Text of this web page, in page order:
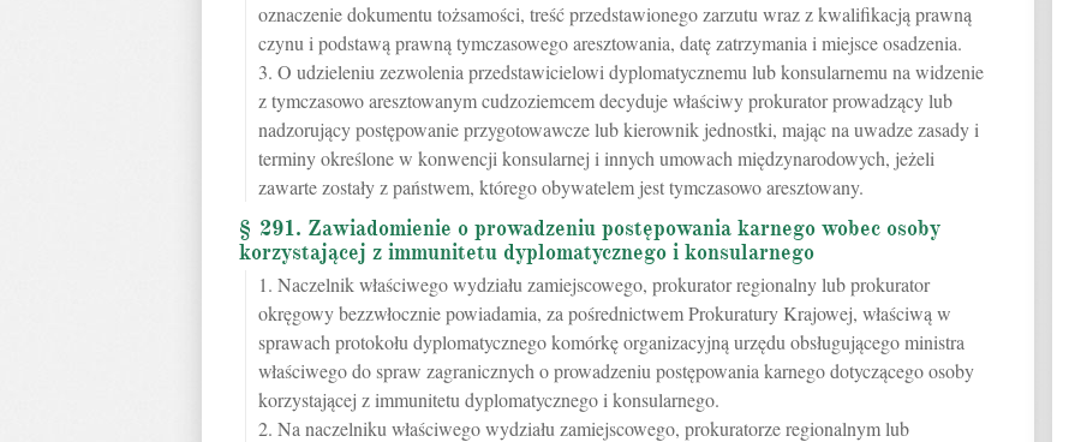
oznaczenie dokumentu tożsamości, treść przedstawionego zarzutu wraz z kwalifikacją prawną
czynu i podstawą prawną tymczasowego aresztowania, datę zatrzymania i miejsce osadzenia.
3. O udzieleniu zezwolenia przedstawicielowi dyplomatycznemu lub konsularnemu na widzenie
z tymczasowo aresztowanym cudzoziemcem decyduje właściwy prokurator prowadzący lub
nadzorujący postępowanie przygotowawcze lub kierownik jednostki, mając na uwadze zasady i
terminy określone w konwencji konsularnej i innych umowach międzynarodowych, jeżeli
zawarte zostały z państwem, którego obywatelem jest tymczasowo aresztowany.
§ 291. Zawiadomienie o prowadzeniu postępowania karnego wobec osoby
korzystającej z immunitetu dyplomatycznego i konsularnego
1. Naczelnik właściwego wydziału zamiejscowego, prokurator regionalny lub prokurator
okręgowy bezzwłocznie powiadamia, za pośrednictwem Prokuratury Krajowej, właściwą w
sprawach protokołu dyplomatycznego komórkę organizacyjną urzędu obsługującego ministra
właściwego do spraw zagranicznych o prowadzeniu postępowania karnego dotyczącego osoby
korzystającej z immunitetu dyplomatycznego i konsularnego.
2. Na naczelniku właściwego wydziału zamiejscowego, prokuratorze regionalnym lub